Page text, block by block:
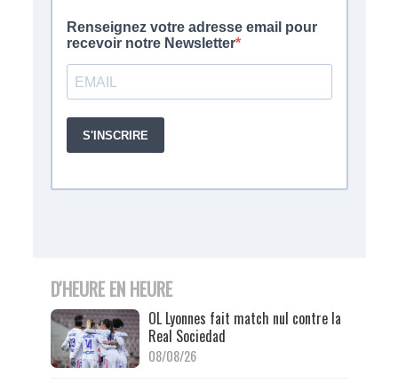
D'HEURE EN HEURE
OL Lyonnes fait match nul contre la
Real Sociedad
08/08/26